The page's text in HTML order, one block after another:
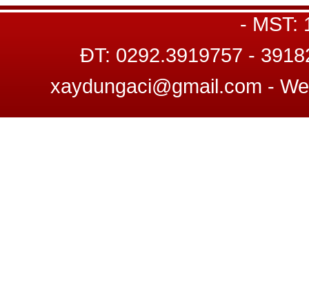
- MST:
ĐT: 0292.3919757 -
xaydungaci@gmail.com -